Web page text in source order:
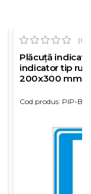
(0)
Plăcuță
indicator tip
200x300 mm,
Cod produs: PIP-